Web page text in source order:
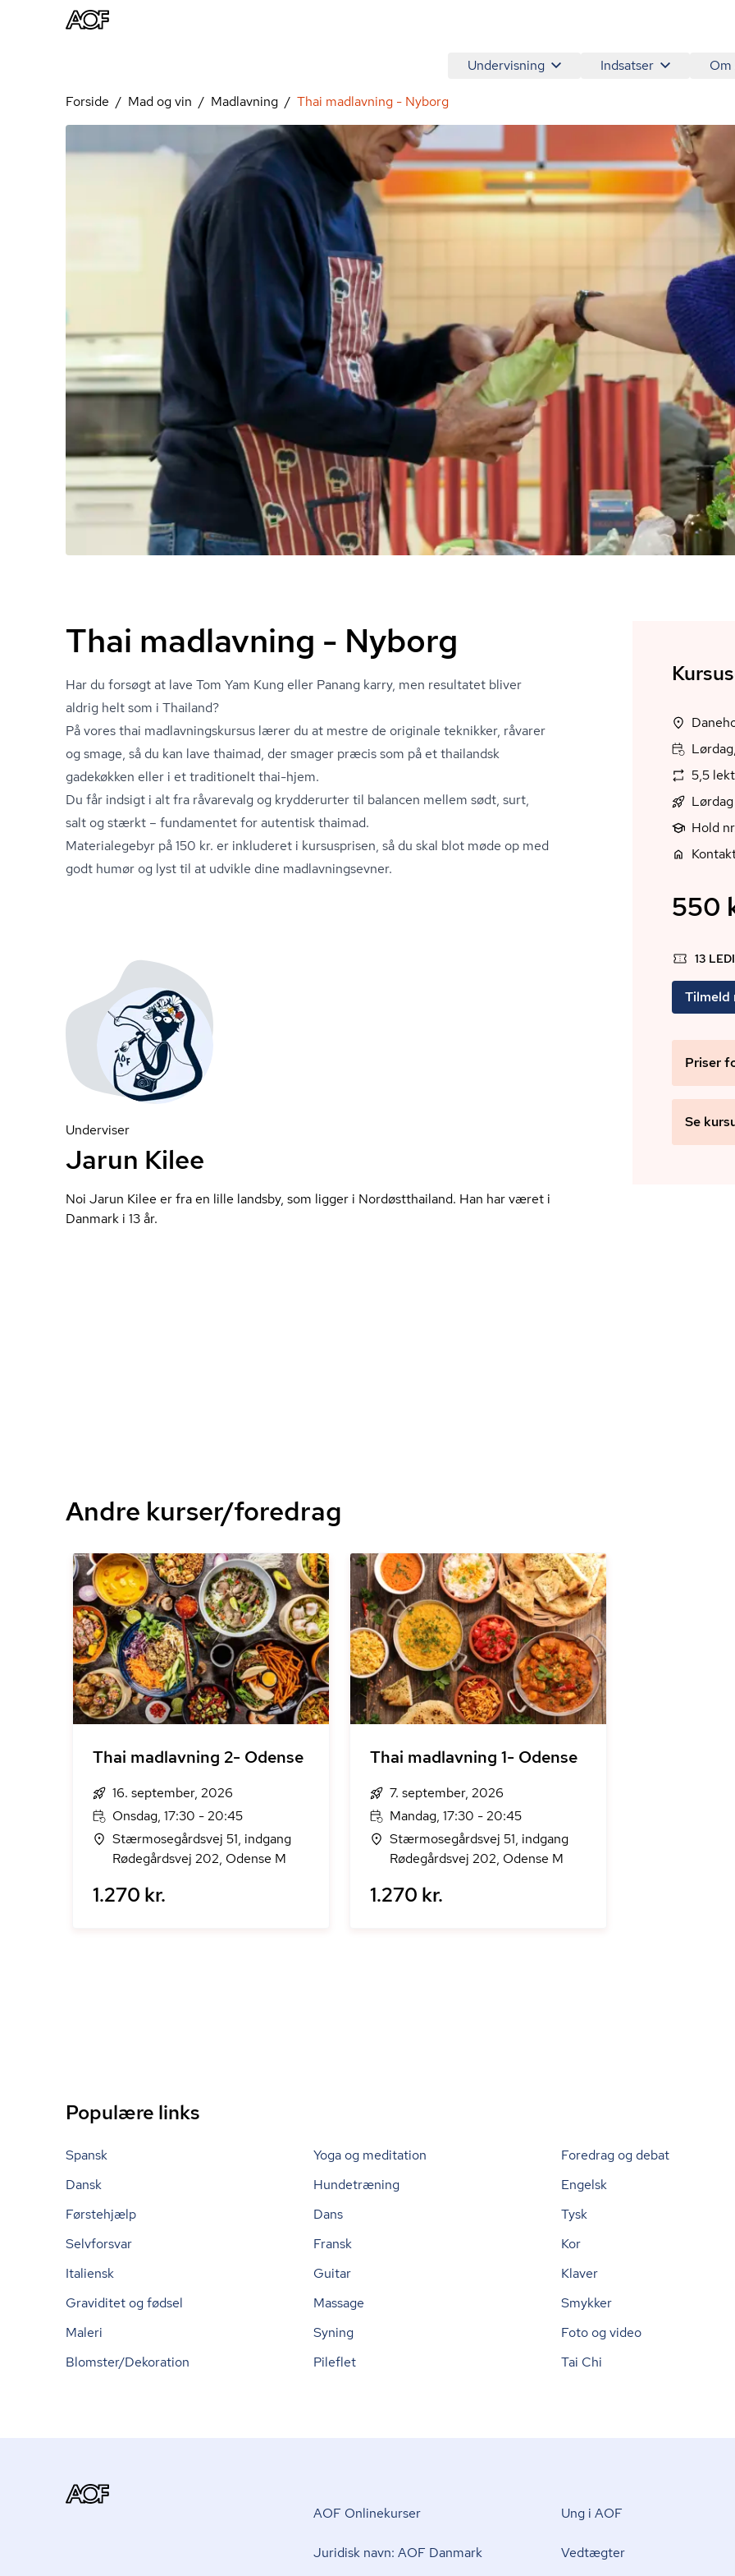
Undervisning Indsatser Om
Forside Mad og vin Madlavning Thai madlavning - Nyborg
Thai madlavning - Nyborg
Har du forsøgt at lave Tom Yam Kung eller Panang karry, men resultatet bliver
aldrig helt som i Thailand?
På vores thai mad­lav­nings­kur­sus lærer du at mestre de originale teknikker, råvarer
og smage, så du kan lave thaimad, der smager præcis som på et thailandsk
gadekøkken eller i et traditionelt thai-hjem.
Du får indsigt i alt fra råvarevalg og krydderurter til balancen mellem sødt, surt,
salt og stærkt – fundamentet for autentisk thaimad.
Materialegebyr på 150 kr. er inkluderet i kursusprisen, så du skal blot møde op med
godt humør og lyst til at udvikle dine mad­lav­nings­ev­ner.
5,5
Hold
550
13
Tilmeld
Priser
Se
Underviser
Jarun Kilee
Noi Jarun Kilee er fra en lille landsby, som ligger i Nor­døst­t­hailand. Han har været i
Danmark i 13 år.
Andre kurser/foredrag
Thai madlavning 2- Odense
16. september, 2026
Onsdag, 17:30 - 20:45
Stærmosegårdsvej 51, indgang
Rødegårdsvej 202, Odense M
1.270 kr.
Thai madlavning 1- Odense
7. september, 2026
Mandag, 17:30 - 20:45
Stærmosegårdsvej 51, indgang
Rødegårdsvej 202, Odense M
1.270 kr.
Populære links
Spansk Yoga og meditation Foredrag og debat
Dansk
Hundetræning Engelsk
Førstehjælp
Dans Tysk
Selvforsvar
Fransk Kor
Italiensk
Guitar Klaver
Graviditet og fødsel
Massage Smykker
Maleri
Syning Foto og video
Blomster/Dekoration
Pileflet Tai Chi
AOF Onlinekurser
Juridisk navn: AOF Danmark
Ung i AOF
Vedtægter